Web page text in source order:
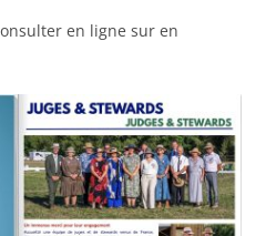
en ligne sur en